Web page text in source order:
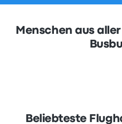
Menschen aus
Beliebteste